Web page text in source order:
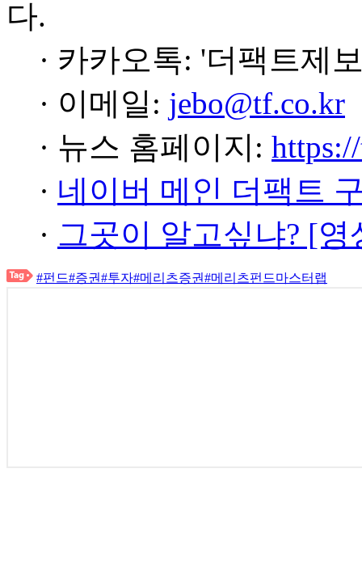
다.
· 카카오톡: '더팩트제
· 이메일: jebo@tf.co.kr
· 뉴스 홈페이지:
· 네이버 메인 더팩트
· 그곳이 알고싶냐? [
#펀드#증권#투자#메리츠증권#메리츠펀드마스터랩